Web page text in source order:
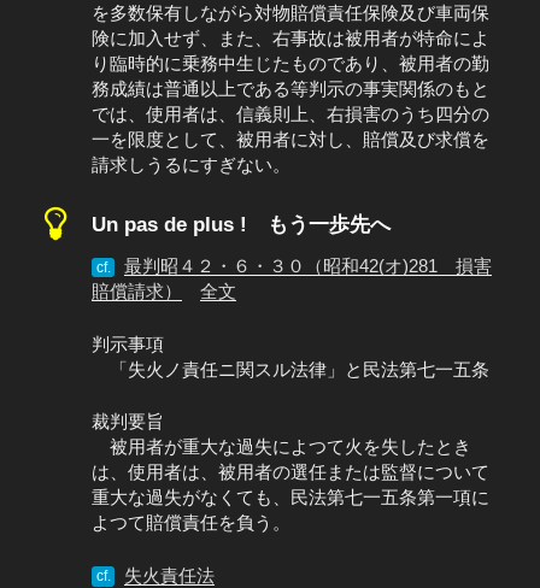
を多数保有しながら対物賠償責任保険及び車両保
険に加入せず、また、右事故は被用者が特命によ
り臨時的に乗務中生じたものであり、被用者の勤
務成績は普通以上である等判示の事実関係のもと
では、使用者は、信義則上、右損害のうち四分の
一を限度として、被用者に対し、賠償及び求償を
請求しうるにすぎない。
Un pas de plus ! もう一歩先へ
cf.
最判昭４２・６・３０（昭和42(オ)281 損害
賠償請求）
全文
判示事項
「失火ノ責任ニ関スル法律」と民法第七一五条
裁判要旨
被用者が重大な過失によつて火を失したとき
は、使用者は、被用者の選任または監督について
重大な過失がなくても、民法第七一五条第一項に
よつて賠償責任を負う。
cf. 失火責任法